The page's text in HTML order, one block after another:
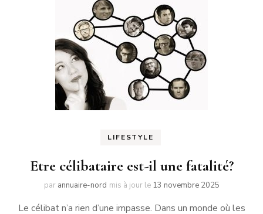
LIFESTYLE
Etre célibataire est-il une fatalité?
par annuaire-nord mis à jour le 13 novembre 2025
Le célibat n’a rien d’une impasse. Dans un monde où les